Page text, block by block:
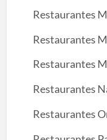
Restaurantes
Restaurantes
Restaurantes
Restaurantes
Restaurantes